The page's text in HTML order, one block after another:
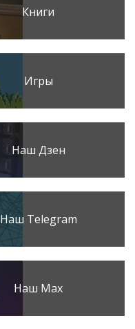
Книги
Игры
Наш Дзен
Наш Telegram
Наш Max